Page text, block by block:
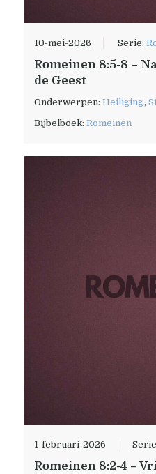
10-mei-2026 Serie:
Romeinen 8:5-8 –
de Geest
Onderwerpen:Heiliging,
Bijbelboek:Romeinen
1-februari-2026
Romeinen 8:2-4 –